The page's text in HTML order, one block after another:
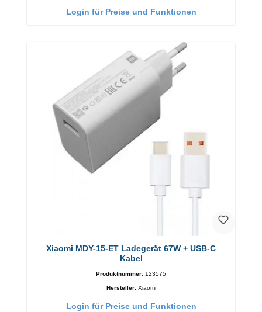
Login für Preise und Funktionen
Xiaomi MDY-15-ET Ladegerät 67W + USB-C
Kabel
Produktnummer: 123575
Hersteller: Xiaomi
Login für Preise und Funktionen